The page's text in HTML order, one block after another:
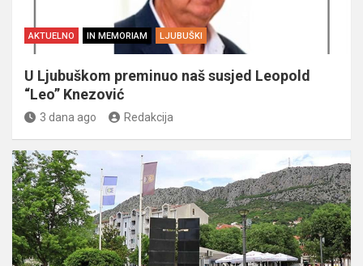
AKTUELNO IN MEMORIAM LJUBUŠKI
U Ljubuškom preminuo naš susjed Leopold
“Leo” Knezović
3 dana ago Redakcija